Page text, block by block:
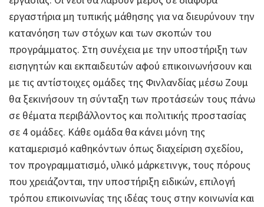
εργαστήρια μη τυπικής μάθησης για να διευρύνουν την
κατανόηση των στόχων και των σκοπών του
προγράμματος. Στη συνέχεια με την υποστήριξη των
εισηγητών και εκπαιδευτών αφού επικοινωνήσουν και
με τις αντίστοιχες ομάδες της Φινλανδίας μέσω Ζουμ
θα ξεκινήσουν τη σύνταξη των προτάσεών τους πάνω
σε θέματα περιβάλλοντος και πολιτικής προστασίας
σε 4 ομάδες. Κάθε ομάδα θα κάνει μόνη της
καταμερισμό καθηκόντων όπως διαχείριση σχεδίου,
τον προγραμματισμό, υλικό μάρκετινγκ, τους πόρους
που χρειάζονται, την υποστήριξη ειδικών, επιλογή
τρόπου επικοινωνίας της ιδέας τους στην κοινωνία και